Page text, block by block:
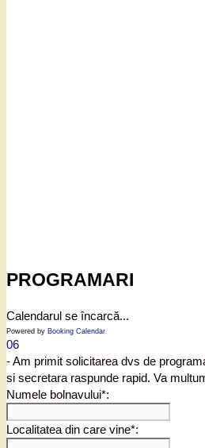
PROGRAMARI
Calendarul se încarcă...
Powered by Booking Calendar
06
- Am primit solicitarea dvs de
si secretara raspunde rapid. Va
Numele bolnavului*:
Localitatea din care vine*: